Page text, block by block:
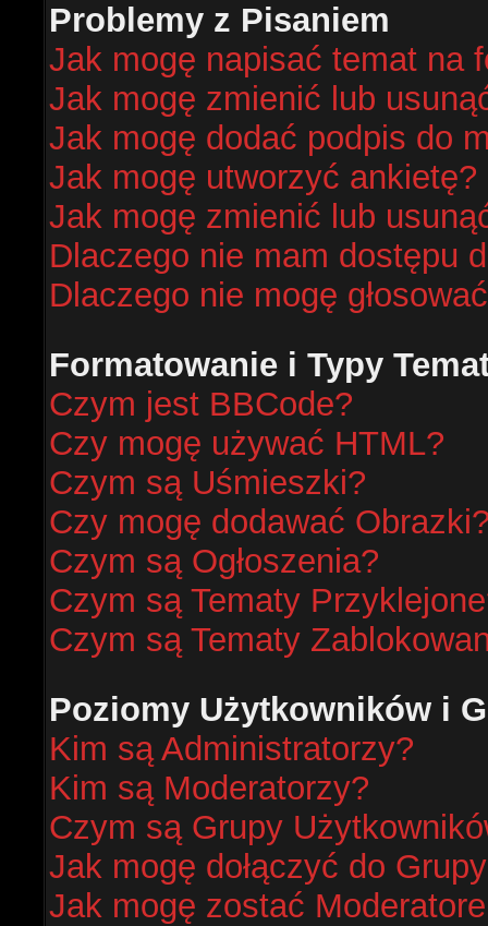
Problemy z Pisaniem
Jak mogę napisać temat na
Jak mogę zmienić lub
Jak mogę dodać podpis do
Jak mogę utworzyć ankietę?
Jak mogę zmienić lub
Dlaczego nie mam dostępu
Dlaczego nie mogę
Formatowanie i Typy
Czym jest BBCode?
Czy mogę używać HTML?
Czym są Uśmieszki?
Czy mogę dodawać
Czym są Ogłoszenia?
Czym są Tematy
Czym są Tematy
Poziomy Użytkowników i
Kim są Administratorzy?
Kim są Moderatorzy?
Czym są Grupy
Jak mogę dołączyć do
Jak mogę zostać